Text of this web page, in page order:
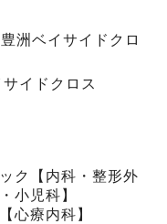
洲ベイサイドクロ
イドクロス
ク【内科・整形外
小児科】
心療内科】